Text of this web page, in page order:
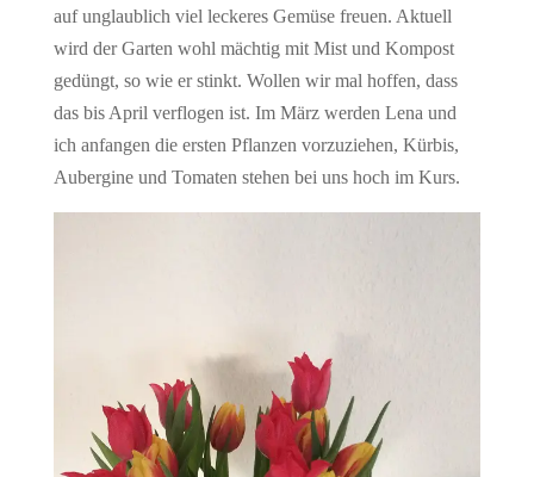
auf unglaublich viel leckeres Gemüse freuen. Aktuell
wird der Garten wohl mächtig mit Mist und Kompost
gedüngt, so wie er stinkt. Wollen wir mal hoffen, dass
das bis April verflogen ist. Im März werden Lena und
ich anfangen die ersten Pflanzen vorzuziehen, Kürbis,
Aubergine und Tomaten stehen bei uns hoch im Kurs.